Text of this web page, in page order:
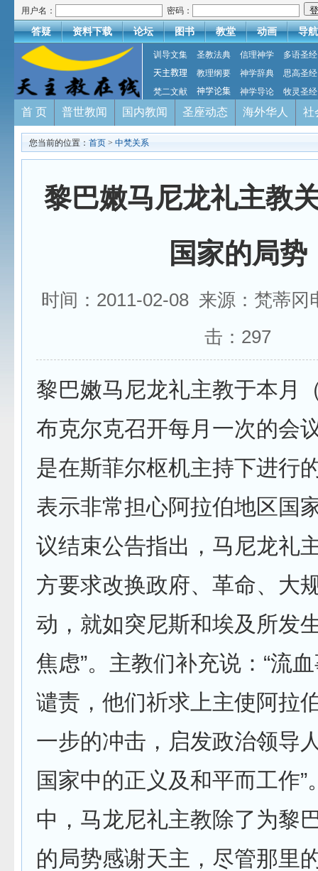
用户名： 密码：
答疑 资料下载 论坛 图书 教堂 动画 导航
训导文集 圣教法典 信理神学
多语圣经
天主教理
教理纲要 神学辞典
思高圣经
梵二文献
神学论集 神学导论 牧灵圣经
首 页 普世教闻 国内教闻 圣座动态 海外华人 社
您当前的位置： 首页 > 中梵关系
黎巴嫩马尼龙礼主教
国家的局势
时间：2011-02-08 来源：梵蒂
击： 297
黎巴嫩马尼龙礼主教于本月
布克尔克召开每月一次的会
是在斯菲尔枢机主持下进行
表示非常担心阿拉伯地区国
议结束公告指出，马尼龙礼
方要求改换政府、革命、大
动，就如突尼斯和埃及所发
焦虑”。主教们补充说：“流
谴责，他们祈求上主使阿拉
一步的冲击，启发政治领导
国家中的正义及和平而工作”
中，马龙尼礼主教除了为黎
的局势感谢天主，尽管那里